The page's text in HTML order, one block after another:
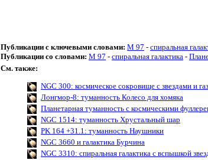
Публикации с ключевыми словами: M 97 - спиральная
Публикации со словами: M 97 - спиральная галактика -
См. также:
NGC 300: космическое сокровище с звездами и
Лонгмор-8: туманность Колесо для хомяка
Планетарная туманность с космическими
NGC 1514: туманность Хрустальный шар
PK 164 +31.1: туманность Наушники
NGC 3660 и галактика Бурчина
NGC 3310: спиральная галактика с вспышкой